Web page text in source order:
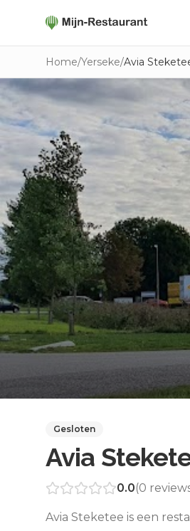
Home/Yerseke/Avia
Gesloten
Avia
0.0(0
Avia Steketee is een